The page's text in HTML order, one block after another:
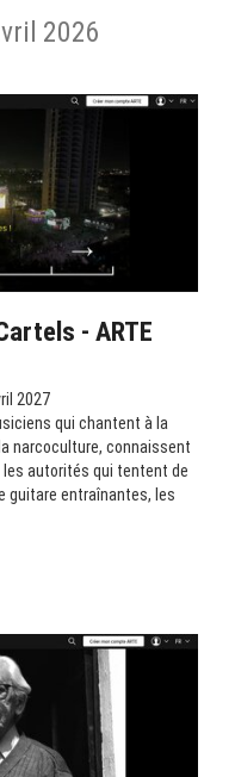
2026
- ARTE
2027
qui chantent à la
narcoculture, connaissent
autorités qui tentent de
guitare entraînantes, les